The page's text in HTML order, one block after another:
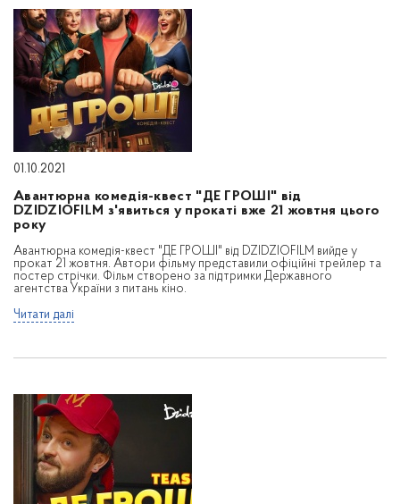
01.10.2021
Авантюрна комедія-квест "ДЕ ГРОШІ" від
DZIDZIOFILM з'явиться у прокаті вже 21 жовтня цього
року
Авантюрна комедія-квест "ДЕ ГРОШІ" від DZIDZIOFILM вийде у
прокат 21 жовтня. Автори фільму представили офіційні трейлер та
постер стрічки. Фільм створено за підтримки Державного
агентства України з питань кіно.
Читати далі